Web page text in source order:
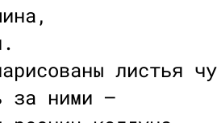
листья
за ними —